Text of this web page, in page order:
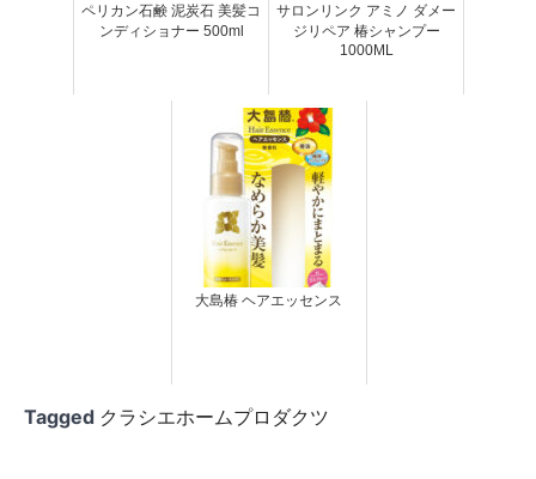
ペリカン石鹸 泥炭石 美髪コ
ンディショナー 500ml
サロンリンク アミノ ダメー
ジリペア 椿シャンプー
1000ML
大島椿 ヘアエッセンス
Tagged クラシエホームプロダクツ